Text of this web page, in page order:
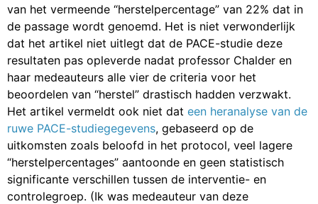
van het vermeende “herstelpercentage” van 22% dat in
de passage wordt genoemd. Het is niet verwonderlijk
dat het artikel niet uitlegt dat de PACE-studie deze
resultaten pas opleverde nadat professor Chalder en
haar medeauteurs alle vier de criteria voor het
beoordelen van “herstel” drastisch hadden verzwakt.
Het artikel vermeldt ook niet dat een heranalyse van de
ruwe PACE-studiegegevens, gebaseerd op de
uitkomsten zoals beloofd in het protocol, veel lagere
“herstelpercentages” aantoonde en geen statistisch
significante verschillen tussen de interventie- en
controlegroep. (Ik was medeauteur van deze